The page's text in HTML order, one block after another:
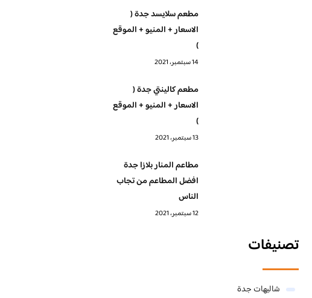
مطعم سلايسد جدة (
الاسعار + المنيو + الموقع
)
14 سبتمبر، 2021
مطعم كالينتي جدة (
الاسعار + المنيو + الموقع
)
13 سبتمبر، 2021
مطاعم المنار بلازا جدة
افضل المطاعم من تجاب
الناس
12 سبتمبر، 2021
تصنيفات
شاليهات جدة